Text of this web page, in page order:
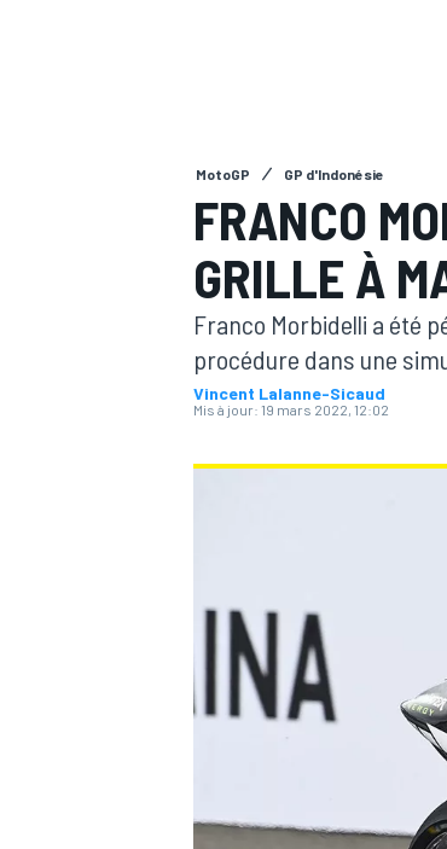
MOTOGP
WRC
MotoGP GP d'Indonésie
FRANCO
GRILLE À
Franco Morbidelli a été
procédure dans une
Vincent Lalanne-Sicaud
Mis à jour: 19 mars 2022, 12:02